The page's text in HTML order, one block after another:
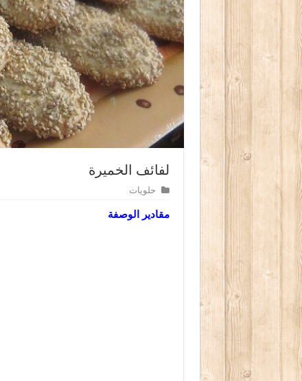
لفائف الخميرة
حلويات
مقادير الوصفة